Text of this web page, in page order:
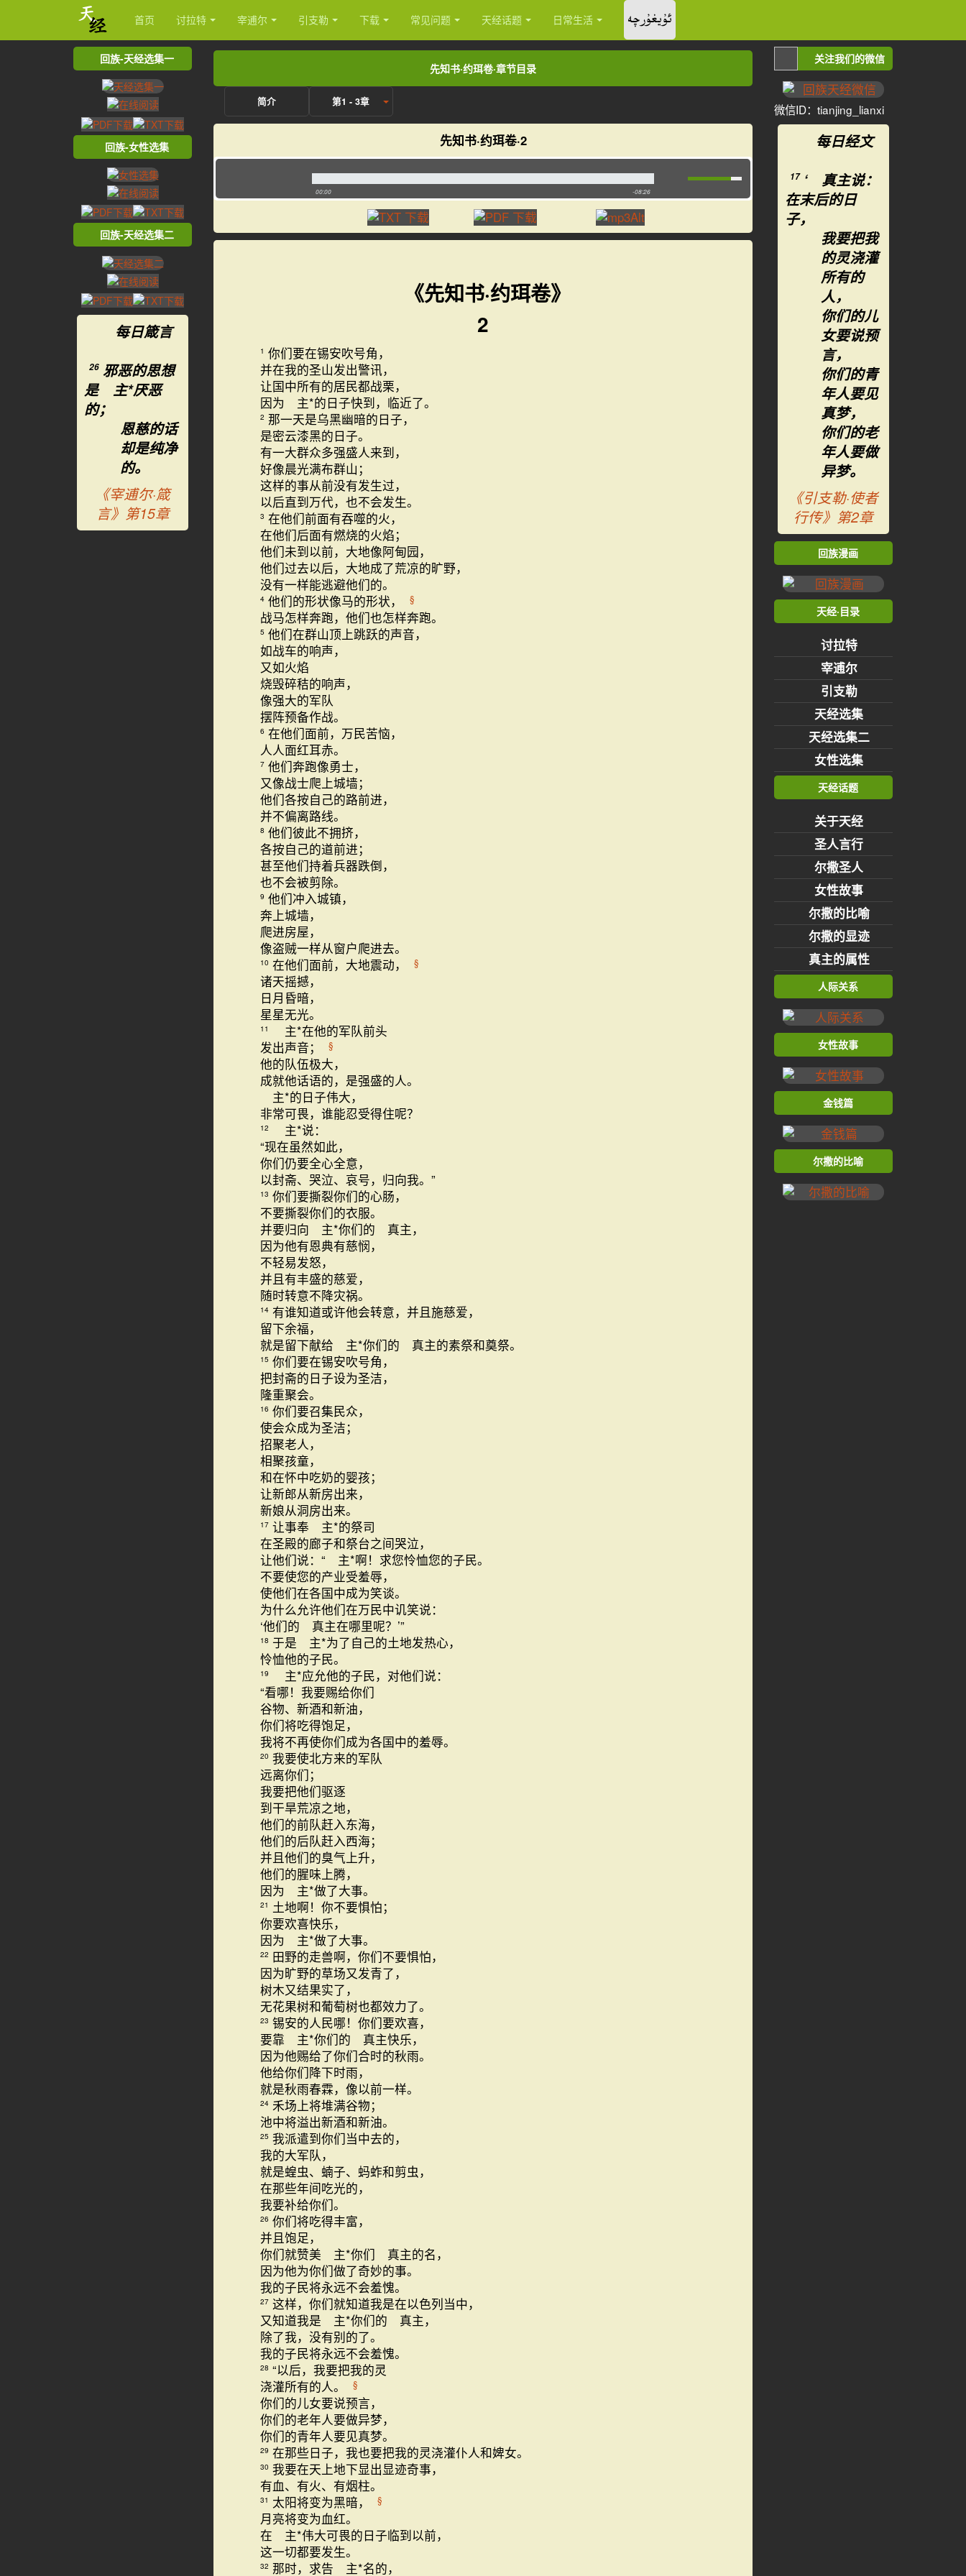
首页 讨拉特 宰逋尔 引支勒 下载 常见问题 天经话题 日常生活 ئۇيغۇرچە
先知书·约珥卷·章节目录
简介 第1 - 3章
先知书·约珥卷·2
00:00 -08:26
《先知书·约珥卷》
2
1 你们要在锡安吹号角，
并在我的圣山发出警讯，
让国中所有的居民都战栗，
因为 主*的日子快到，临近了。
2 那一天是乌黑幽暗的日子，
是密云漆黑的日子。
有一大群众多强盛人来到，
好像晨光满布群山；
这样的事从前没有发生过，
以后直到万代，也不会发生。
3 在他们前面有吞噬的火，
在他们后面有燃烧的火焰；
他们未到以前，大地像阿甸园，
他们过去以后，大地成了荒凉的旷野，
没有一样能逃避他们的。
4 他们的形状像马的形状， §
战马怎样奔跑，他们也怎样奔跑。
5 他们在群山顶上跳跃的声音，
如战车的响声，
又如火焰
烧毁碎秸的响声，
像强大的军队
摆阵预备作战。
6 在他们面前，万民苦恼，
人人面红耳赤。
7 他们奔跑像勇士，
又像战士爬上城墙；
他们各按自己的路前进，
并不偏离路线。
8 他们彼此不拥挤，
各按自己的道前进；
甚至他们持着兵器跌倒，
也不会被剪除。
9 他们冲入城镇，
奔上城墙，
爬进房屋，
像盗贼一样从窗户爬进去。
10 在他们面前，大地震动， §
诸天摇撼，
日月昏暗，
星星无光。
11
主*在他的军队前头
发出声音；
§
他的队伍极大，
成就他话语的，是强盛的人。
主*的日子伟大，
非常可畏，谁能忍受得住呢？
12
主*说：
“现在虽然如此，
你们仍要全心全意，
以封斋、哭泣、哀号，归向我。”
13 你们要撕裂你们的心肠，
不要撕裂你们的衣服。
并要归向 主*你们的 真主，
因为他有恩典有慈悯，
不轻易发怒，
并且有丰盛的慈爱，
随时转意不降灾祸。
14 有谁知道或许他会转意，并且施慈爱，
留下余福，
就是留下献给 主*你们的 真主的素祭和奠祭。
15 你们要在锡安吹号角，
把封斋的日子设为圣洁，
隆重聚会。
16 你们要召集民众，
使会众成为圣洁；
招聚老人，
相聚孩童，
和在怀中吃奶的婴孩；
让新郎从新房出来，
新娘从洞房出来。
17 让事奉 主*的祭司
在圣殿的廊子和祭台之间哭泣，
让他们说：“ 主*啊！求您怜恤您的子民。
不要使您的产业受羞辱，
使他们在各国中成为笑谈。
为什么允许他们在万民中讥笑说：
‘他们的 真主在哪里呢？’”
18 于是 主*为了自己的土地发热心，
怜恤他的子民。
19
主*应允他的子民，对他们说：
“看哪！我要赐给你们
谷物、新酒和新油，
你们将吃得饱足，
我将不再使你们成为各国中的羞辱。
20 我要使北方来的军队
远离你们；
我要把他们驱逐
到干旱荒凉之地，
他们的前队赶入东海，
他们的后队赶入西海；
并且他们的臭气上升，
他们的腥味上腾，
因为 主*做了大事。
21 土地啊！你不要惧怕；
你要欢喜快乐，
因为 主*做了大事。
22 田野的走兽啊，你们不要惧怕，
因为旷野的草场又发青了，
树木又结果实了，
无花果树和葡萄树也都效力了。
23 锡安的人民哪！你们要欢喜，
要靠 主*你们的 真主快乐，
因为他赐给了你们合时的秋雨。
他给你们降下时雨，
就是秋雨春霖，像以前一样。
24 禾场上将堆满谷物；
池中将溢出新酒和新油。
25 我派遣到你们当中去的，
我的大军队，
就是蝗虫、蝻子、蚂蚱和剪虫，
在那些年间吃光的，
我要补给你们。
26 你们将吃得丰富，
并且饱足，
你们就赞美 主*你们 真主的名，
因为他为你们做了奇妙的事。
我的子民将永远不会羞愧。
27 这样，你们就知道我是在以色列当中，
又知道我是 主*你们的 真主，
除了我，没有别的了。
我的子民将永远不会羞愧。
28 “以后，我要把我的灵
浇灌所有的人。
§
你们的儿女要说预言，
你们的老年人要做异梦，
你们的青年人要见真梦。
29 在那些日子，我也要把我的灵浇灌仆人和婢女。
30 我要在天上地下显出显迹奇事，
有血、有火、有烟柱。
31 太阳将变为黑暗， §
月亮将变为血红。
在 主*伟大可畏的日子临到以前，
这一切都要发生。
32 那时，求告 主*名的，
回族-天经选集一
回族-女性选集
回族-天经选集二
每日箴言
26 邪恶的思想
是 主*厌恶
的；
恩慈的话
却是纯净
的。
《宰逋尔·箴
言》第15章
关注我们的微信
微信ID：tianjing_lianxi
每日经文
17 ‘ 真主说：
在末后的日
子，
我要把我
的灵浇灌
所有的
人，
你们的儿
女要说预
言，
你们的青
年人要见
真梦，
你们的老
年人要做
异梦。
《引支勒·使者
行传》第2章
回族漫画
天经·目录
讨拉特
宰逋尔
引支勒
天经选集
天经选集二
女性选集
天经话题
关于天经
圣人言行
尔撒圣人
女性故事
尔撒的比喻
尔撒的显迹
真主的属性
人际关系
女性故事
金钱篇
尔撒的比喻